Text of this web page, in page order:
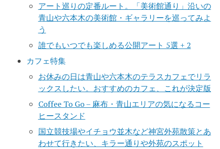
アート巡りの定番ルート。「美術館通り」沿いの
青山や六本木の美術館・ギャラリーを巡ってみよ
う
誰でもいつでも楽しめる公開アート 5選 + 2
カフェ特集
お休みの日は青山や六本木のテラスカフェでリラ
ックスしたい。おすすめのカフェ、これが決定版
Coffee To Go – 麻布・青山エリアの気になるコー
ヒースタンド
国立競技場やイチョウ並木など神宮外苑散策とあ
わせて行きたい、キラー通りや外苑のスポット